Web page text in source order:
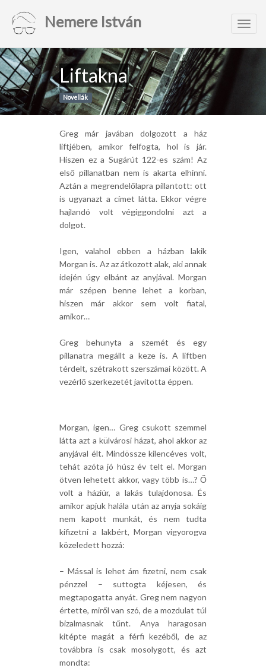
Nemere István
Liftakna
Novellák
Greg már javában dolgozott a ház
liftjében, amikor felfogta, hol is jár.
Hiszen ez a Sugárút 122-es szám! Az
első pillanatban nem is akarta elhinni.
Aztán a megrendelőlapra pillantott: ott
is ugyanazt a címet látta. Ekkor végre
hajlandó volt végiggondolni azt a
dolgot.
Igen, valahol ebben a házban lakik
Morgan is. Az az átkozott alak, aki annak
idején úgy elbánt az anyjával. Morgan
már szépen benne lehet a korban,
hiszen már akkor sem volt fiatal,
amikor…
Greg behunyta a szemét és egy
pillanatra megállt a keze is. A liftben
térdelt, szétrakott szerszámai között. A
vezérlő szerkezetét javította éppen.
Morgan, igen… Greg csukott szemmel
látta azt a külvárosi házat, ahol akkor az
anyjával élt. Mindössze kilencéves volt,
tehát azóta jó húsz év telt el. Morgan
ötven lehetett akkor, vagy több is…? Ő
volt a háziúr, a lakás tulajdonosa. És
amikor apjuk halála után az anyja sokáig
nem kapott munkát, és nem tudta
kifizetni a lakbért, Morgan vigyorogva
közeledett hozzá:
– Mással is lehet ám fizetni, nem csak
pénzzel – suttogta kéjesen, és
megtapogatta anyát. Greg nem nagyon
értette, miről van szó, de a mozdulat túl
bizalmasnak tűnt. Anya haragosan
kitépte magát a férfi kezéből, de az
továbbra is csak mosolygott, és azt
mondta: